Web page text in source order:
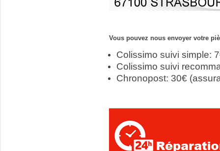
Vous pouvez nous envoyer votre
Colissimo suivi simple:
Colissimo suivi
Chronopost: 30€